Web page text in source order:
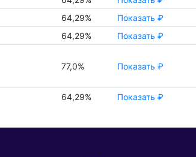
64,29% Показать ₽
64,29% Показать ₽
77,0% Показать ₽
64,29% Показать ₽